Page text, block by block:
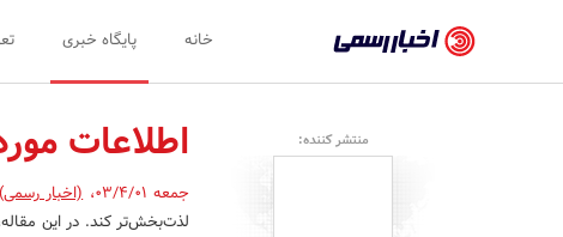
رسمی
-
اخبار
خانه پایگاه خبری
منتشر کننده: اطلاعات
جمعه 03/4/01 ،(اخبار
لذت‌بخش‌تر کند. در این